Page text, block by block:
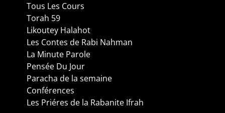
Tous Les Cours
Torah 59
Likoutey Halahot
Les Contes de Rabi Nahman
La Minute Parole
Pensée Du Jour
Paracha de la semaine
Conférences
Les Priéres de la Rabanite Ifrah